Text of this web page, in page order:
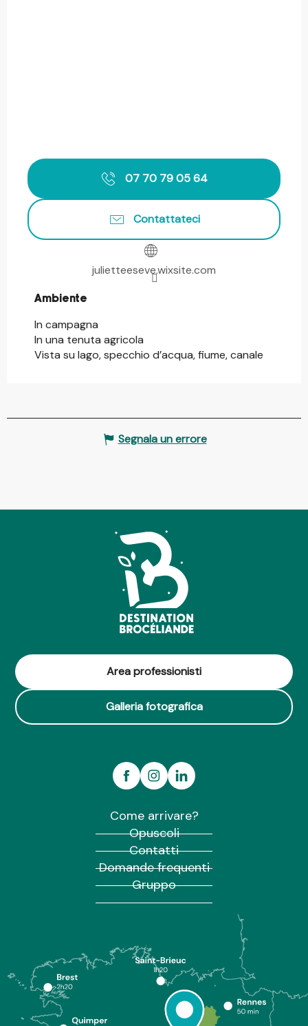
07 70 79 05 64
Contattateci
julietteeseve.wixsite.com
Ambiente
Ambiente
In campagna
In una tenuta agricola
Vista su lago, specchio d’acqua, fiume, canale
Segnala un errore
Area professionisti
Galleria fotografica
Come arrivare?
Opuscoli
Contatti
Domande frequenti
Gruppo